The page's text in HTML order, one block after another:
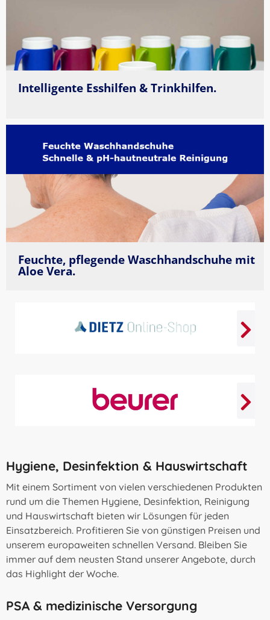
Intelligente Esshilfen & Trinkhilfen.
Feuchte, pflegende Waschhandschuhe mit
Aloe Vera.
Hygiene, Desinfektion & Hauswirtschaft
Mit einem Sortiment von vielen verschiedenen Produkten
rund um die Themen Hygiene, Desinfektion, Reinigung
und Hauswirtschaft bieten wir Lösungen für jeden
Einsatzbereich. Profitieren Sie von günstigen Preisen und
unserem europaweiten schnellen Versand. Bleiben Sie
immer auf dem neusten Stand unserer Angebote, durch
das Highlight der Woche.
PSA & medizinische Versorgung